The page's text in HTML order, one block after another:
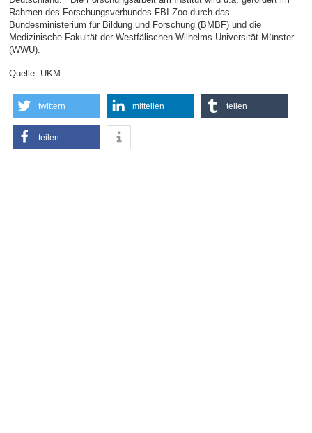
Rahmen des Forschungsverbundes FBI-Zoo durch das
Bundesministerium für Bildung und Forschung (BMBF) und die
Medizinische Fakultät der Westfälischen Wilhelms-Universität Münster
(WWU).
Quelle: UKM
twittern mitteilen teilen
teilen